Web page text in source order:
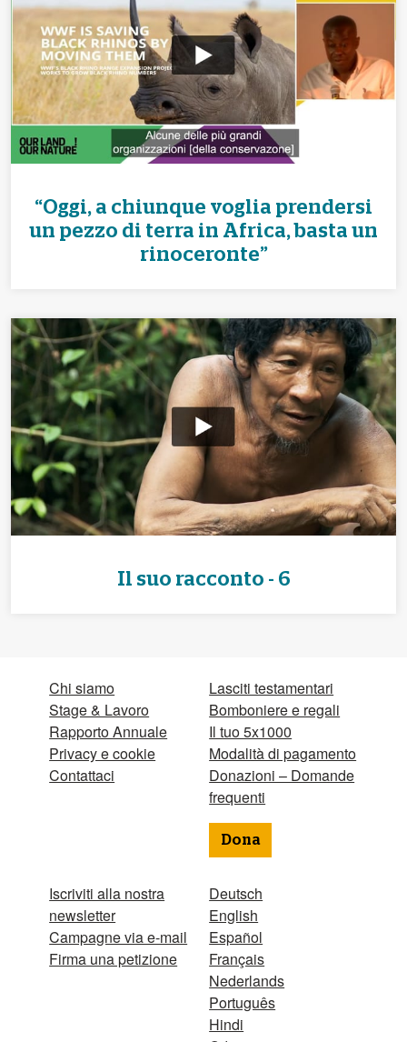
“Oggi, a chiunque voglia prendersi
un pezzo di terra in Africa, basta un
rinoceronte”
Il suo racconto - 6
Chi siamo
Stage & Lavoro
Rapporto Annuale
Privacy e cookie
Contattaci
Iscriviti alla nostra
newsletter
Campagne via e-mail
Firma una petizione
Lasciti testamentari
Bomboniere e regali
Il tuo 5x1000
Modalità di pagamento
Donazioni – Domande
frequenti
Dona
Deutsch
English
Español
Français
Nederlands
Português
Hindi